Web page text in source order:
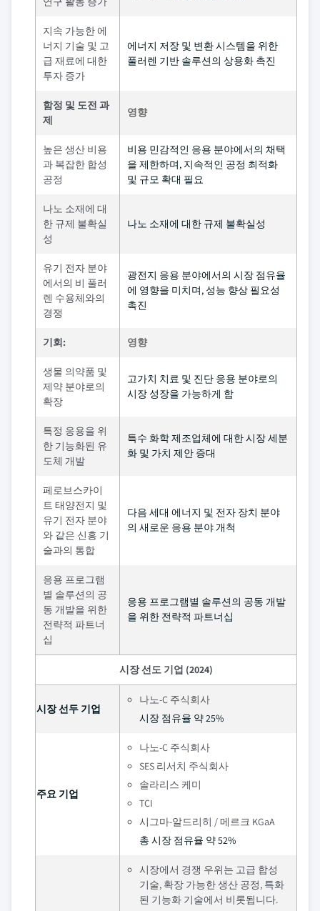
지속 가능한 에
너지 기술 및 고
급 재료에 대한
투자 증가
에너지 저장 및 변환 시스템을 위한
풀러렌 기반 솔루션의 상용화 촉진
함정 및 도전 과
제
영향
높은 생산 비용
과 복잡한 합성
공정
비용 민감적인 응용 분야에서의 채택
을 제한하며, 지속적인 공정 최적화
및 규모 확대 필요
나노 소재에 대
한 규제 불확실
성
나노 소재에 대한 규제 불확실성
유기 전자 분야
에서의 비 풀러
렌 수용체와의
경쟁
광전지 응용 분야에서의 시장 점유율
에 영향을 미치며, 성능 향상 필요성
촉진
기회: 영향
생물 의약품 및
제약 분야로의
확장
고가치 치료 및 진단 응용 분야로의
시장 성장을 가능하게 함
특정 응용을 위
한 기능화된 유
도체 개발
특수 화학 제조업체에 대한 시장 세분
화 및 가치 제안 증대
페로브스카이
트 태양전지 및
유기 전자 분야
와 같은 신흥 기
술과의 통합
다음 세대 에너지 및 전자 장치 분야
의 새로운 응용 분야 개척
응용 프로그램
별 솔루션의 공
동 개발을 위한
전략적 파트너
십
응용 프로그램별 솔루션의 공동 개발
을 위한 전략적 파트너십
시장 선도 기업 (2024)
시장 선두 기업
나노-C 주식회사
시장 점유율 약 25%
주요 기업
나노-C 주식회사
SES 리서치 주식회사
솔라리스 케미
TCI
시그마-알드리히 / 메르크 KGaA
총 시장 점유율 약 52%
시장에서 경쟁 우위는 고급 합성
기술, 확장 가능한 생산 공정, 특화
된 기능화 기술에서 비롯됩니다.